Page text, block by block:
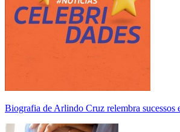
Biografia de Arlindo Cruz relembra sucessos